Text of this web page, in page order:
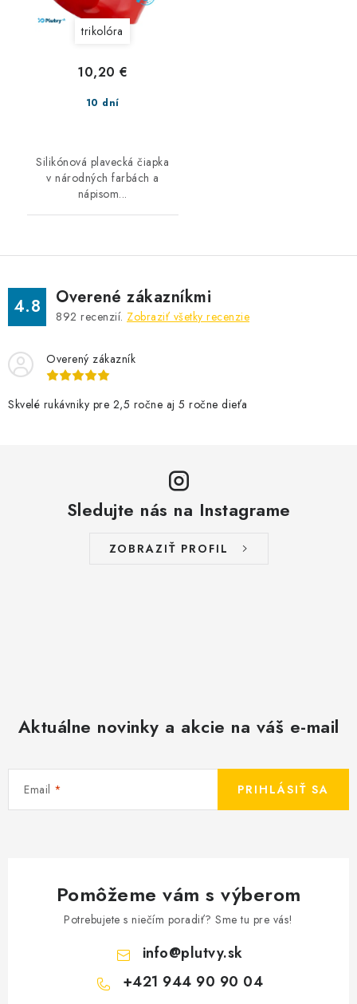
trikolóra
10 dní
10,20 €
Silikónová plavecká čiapka
v národných farbách a
nápisom...
4.8 Overené zákazníkmi
892 recenzií. Zobraziť všetky recenzie
Overený zákazník
Skvelé rukávniky pre 2,5 ročne aj 5 ročne dieťa
Sledujte nás na Instagrame
ZOBRAZIŤ PROFIL
Aktuálne novinky a akcie na váš e-mail
Email PRIHLÁSIŤ SA
Pomôžeme vám s výberom
Potrebujete s niečím poradiť? Sme tu pre vás!
info@plutvy.sk
+421 944 90 90 04